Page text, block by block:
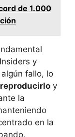
de 1.000
y
fallo, lo
y
la
en la